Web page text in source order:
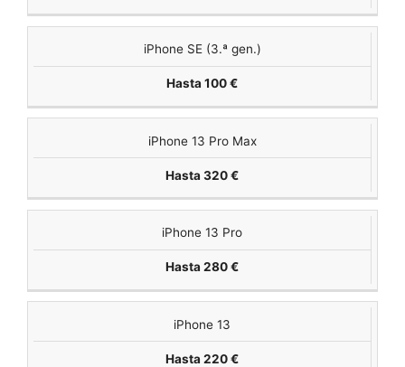
iPhone SE (3.ª gen.)
Hasta 100 €
iPhone 13 Pro Max
Hasta 320 €
iPhone 13 Pro
Hasta 280 €
iPhone 13
Hasta 220 €